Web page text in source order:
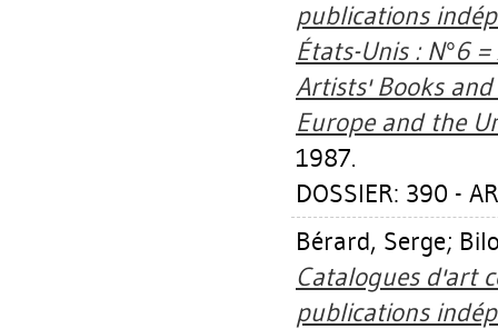
publications
États-Unis : N°6
Artists' Books
Europe and the
1987.
DOSSIER: 390 -
Bérard, Serge;
Catalogues d'art
publications